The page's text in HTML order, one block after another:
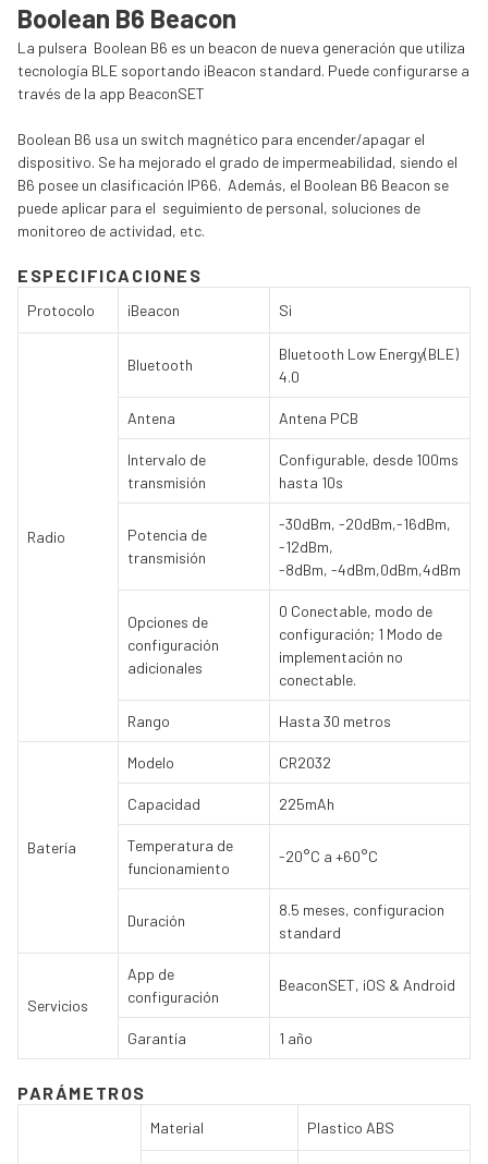
Boolean B6 Beacon
La pulsera Boolean B6 es un beacon de nueva generación que utiliza
tecnología BLE soportando iBeacon standard. Puede configurarse a
través de la app BeaconSET
Boolean B6 usa un switch magnético para encender/apagar el
dispositivo. Se ha mejorado el grado de impermeabilidad, siendo el
B6 posee un clasificación IP66. Además, el Boolean B6 Beacon se
puede aplicar para el seguimiento de personal, soluciones de
monitoreo de actividad, etc.
ESPECIFICACIONES
Protocolo iBeacon Si
Radio
Bluetooth
Bluetooth Low Energy(BLE)
4.0
Antena Antena PCB
Intervalo de
transmisión
Configurable, desde 100ms
hasta 10s
Potencia de
transmisión
-30dBm, -20dBm,-16dBm,
-12dBm,
-8dBm, -4dBm,0dBm,4dBm
Opciones de
configuración
adicionales
0 Conectable, modo de
configuración; 1 Modo de
implementación no
conectable.
Rango Hasta 30 metros
Batería
Modelo CR2032
Capacidad 225mAh
Temperatura de
funcionamiento
-20°C a +60°C
Duración
8.5 meses, configuracion
standard
Servicios
App de
configuración
BeaconSET, iOS & Android
Garantía 1 año
PARÁMETROS
Material Plastico ABS